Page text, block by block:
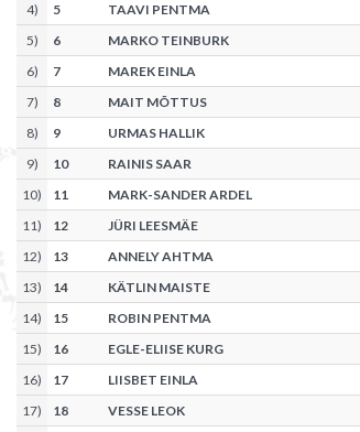
4) 5 TAAVI PENTMA
5) 6 MARKO TEINBURK
6) 7 MAREK EINLA
7) 8 MAIT MÕTTUS
8) 9 URMAS HALLIK
9) 10 RAINIS SAAR
10) 11 MARK-SANDER ARDEL
11) 12 JÜRI LEESMÄE
12) 13 ANNELY AHTMA
13) 14 KÄTLIN MAISTE
14) 15 ROBIN PENTMA
15) 16 EGLE-ELIISE KURG
16) 17 LIISBET EINLA
17) 18 VESSE LEOK